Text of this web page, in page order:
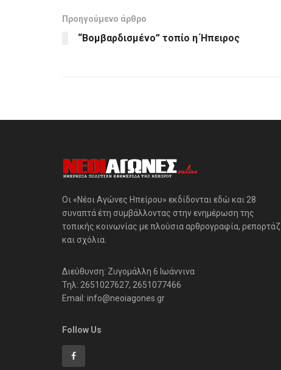
Προηγούμενο άρθρο
“Βομβαρδισμένο” τοπίο η Ήπειρος
Οι «Νέοι Αγώνες Ηπείρου» εκδίδονται εδώ και 28
συναπτά έτη συμβάλλοντας στην ενημέρωση της
τοπικής κοινωνίας με πλούσια αρθρογραφία, ρεπορτάζ
και σχόλια.
Διεύθυνση: Ζυγομάλλη 6 Ιωάννινα
Τηλ: 2651027627, 2651077466
Email: info@neoiagones.gr
Follow Us